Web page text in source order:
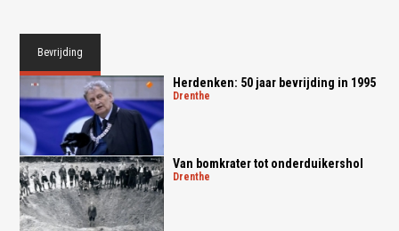
Bevrijding
Herdenken: 50 jaar bevrijding in 1995
drenthe
Van bomkrater tot onderduikershol
drenthe